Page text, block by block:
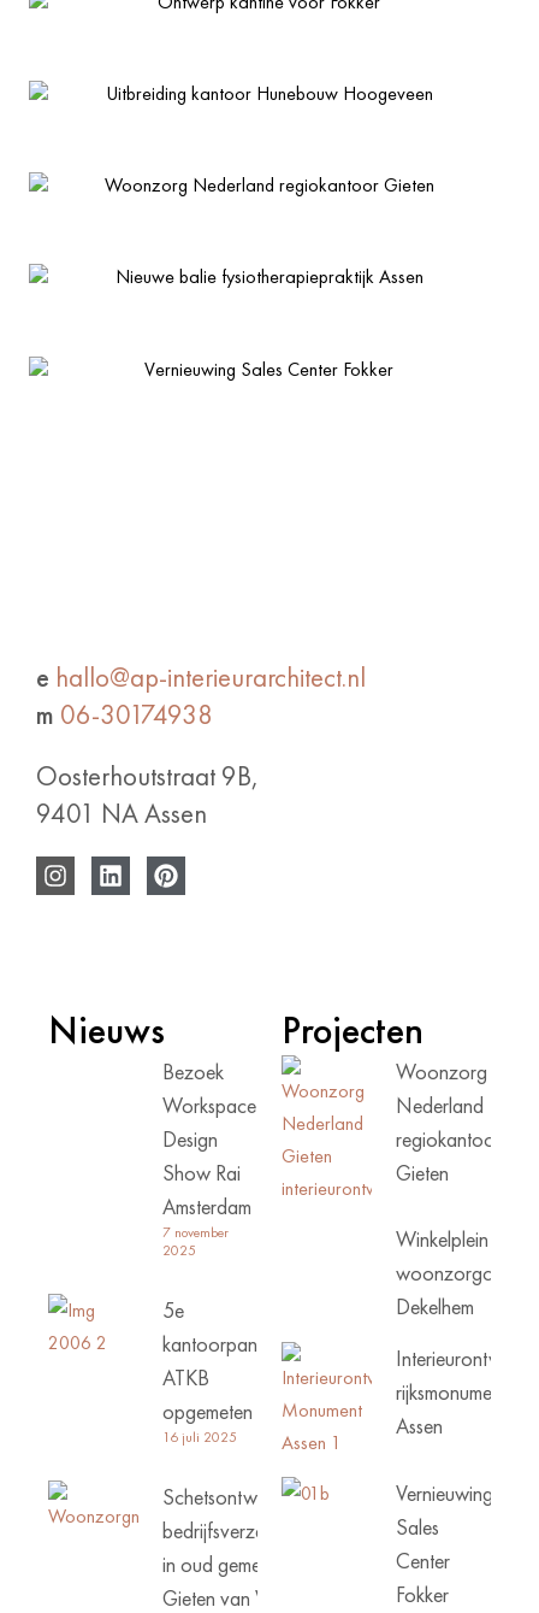
Uitbreiding kantoor Hunebouw Hoogeveen
Woonzorg Nederland regiokantoor Gieten
Nieuwe balie fysiotherapiepraktijk Assen
Vernieuwing Sales Center Fokker
e hallo@ap-interieurarchitect.nl
m 06-30174938
Oosterhoutstraat 9B,
9401 NA Assen
Nieuws
Bezoek
Workspace
Design
Show Rai
Amsterdam
7 november
2025
5e
kantoorpand
ATKB
opgemeten
16 juli 2025
Schetsontwerp
bedrijfsverzamelgebouw
in oud gemeentehuis
Gieten van Woonzorg
Projecten
Woonzorg
Nederland
regiokantoor
Gieten
Winkelplein
Dekelhem
Interieurontwerp
rijksmonument
Assen
Vernieuwing
Sales
Center
Fokker